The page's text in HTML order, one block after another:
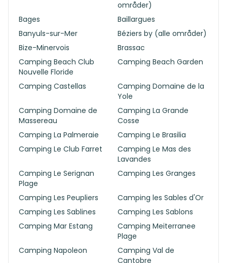
områder)
Bages
Baillargues
Banyuls-sur-Mer
Béziers by (alle områder)
Bize-Minervois
Brassac
Camping Beach Club
Nouvelle Floride
Camping Beach Garden
Camping Castellas
Camping Domaine de la
Yole
Camping Domaine de
Massereau
Camping La Grande
Cosse
Camping La Palmeraie
Camping Le Brasilia
Camping Le Club Farret
Camping Le Mas des
Lavandes
Camping Le Serignan
Plage
Camping Les Granges
Camping Les Peupliers
Camping les Sables d'Or
Camping Les Sablines
Camping Les Sablons
Camping Mar Estang
Camping Meiterranee
Plage
Camping Napoleon
Camping Val de
Cantobre